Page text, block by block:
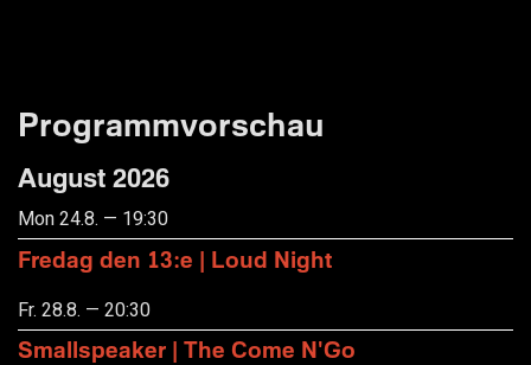
Programmvorschau
August 2026
Mon 24.8. — 19:30
Fredag den 13:e | Loud Night
Fr. 28.8. — 20:30
Smallspeaker | The Come N'Go